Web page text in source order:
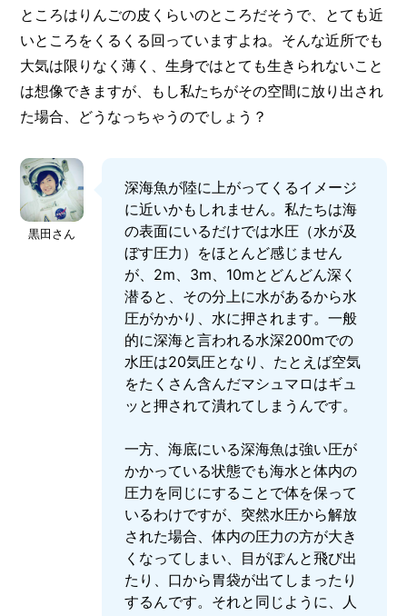
ところはりんごの皮くらいのところだそうで、とても近
いところをくるくる回っていますよね。そんな近所でも
大気は限りなく薄く、生身ではとても生きられないこと
は想像できますが、もし私たちがその空間に放り出され
た場合、どうなっちゃうのでしょう？
黒田さん
深海魚が陸に上がってくるイメージ
に近いかもしれません。私たちは海
の表面にいるだけでは水圧（水が及
ぼす圧力）をほとんど感じません
が、2m、3m、10mとどんどん深く
潜ると、その分上に水があるから水
圧がかかり、水に押されます。一般
的に深海と言われる水深200mでの
水圧は20気圧となり、たとえば空気
をたくさん含んだマシュマロはギュ
ッと押されて潰れてしまうんです。
一方、海底にいる深海魚は強い圧が
かかっている状態でも海水と体内の
圧力を同じにすることで体を保って
いるわけですが、突然水圧から解放
された場合、体内の圧力の方が大き
くなってしまい、目がぽんと飛び出
たり、口から胃袋が出てしまったり
するんです。それと同じように、人